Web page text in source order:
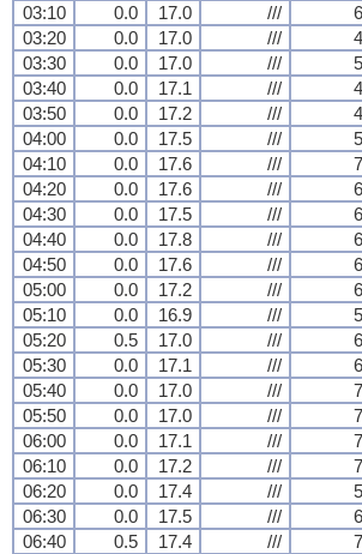
03:10
0.0 17.0 ///
03:20
0.0 17.0 ///
03:30
0.0 17.0 ///
03:40
0.0 17.1 ///
03:50
0.0 17.2 ///
04:00
0.0 17.5 ///
04:10
0.0 17.6 ///
04:20
0.0 17.6 ///
04:30
0.0 17.5 ///
04:40
0.0 17.8 ///
04:50
0.0 17.6 ///
05:00
0.0 17.2 ///
05:10
0.0 16.9 ///
05:20
0.5 17.0 ///
05:30
0.0 17.1 ///
05:40
0.0 17.0 ///
05:50
0.0 17.0 ///
06:00
0.0 17.1 ///
06:10
0.0 17.2 ///
06:20
0.0 17.4 ///
06:30
0.0 17.5 ///
06:40
0.5 17.4 ///